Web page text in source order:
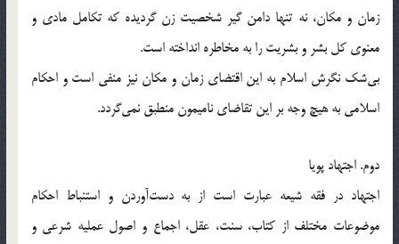
زمان و مکان، نه تنها دامن گير شخصيت زن گرديده که تکامل مادي و
معنوي کل بشر و بشريت را به مخاطره انداخته است.
بي‌شک نگرش اسلام به اين اقتضای زمان و مکان نيز منفي است و احکام
اسلامي به هيچ وجه بر اين تقاضاي ناميمون منطبق نمي‌گردد.
دوم. اجتهاد پويا
اجتهاد در فقه شيعه عبارت است از به دست‌آوردن و استنباط احکام
موضوعات مختلف از کتاب، سنت، عقل، اجماع و اصول عمليه شرعي و